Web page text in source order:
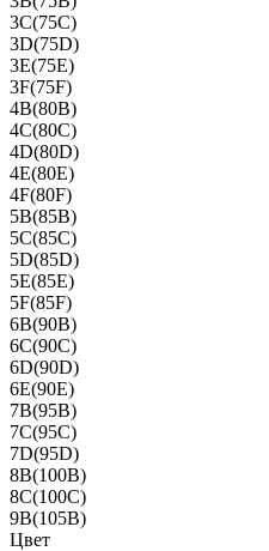
3C(75C)
3D(75D)
3E(75E)
3F(75F)
4B(80B)
4C(80C)
4D(80D)
4E(80E)
4F(80F)
5B(85B)
5C(85C)
5D(85D)
5E(85E)
5F(85F)
6B(90B)
6C(90C)
6D(90D)
6E(90E)
7B(95B)
7C(95C)
7D(95D)
8B(100B)
8C(100C)
9B(105B)
Цвет